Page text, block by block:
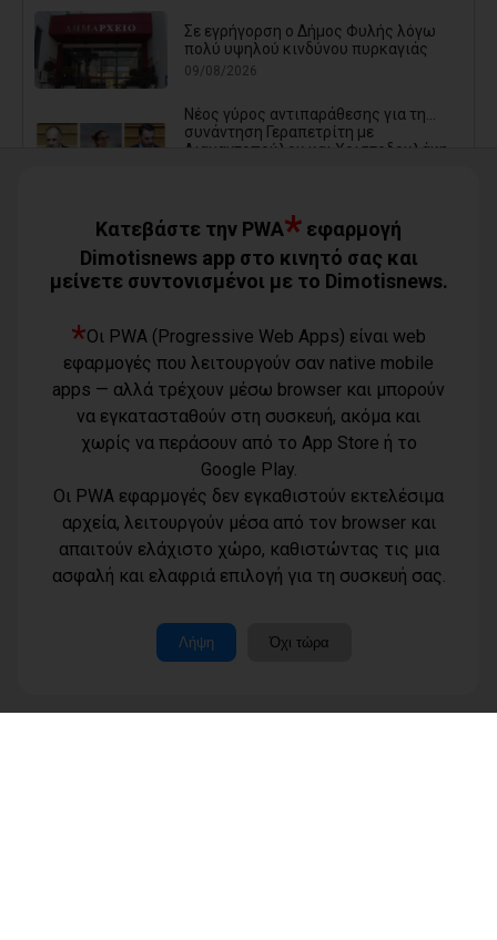
Σε εγρήγορση ο Δήμος Φυλής λόγω
πολύ υψηλού κινδύνου πυρκαγιάς
09/08/2026
Νέος γύρος αντιπαράθεσης για τη...
συνάντηση Γεραπετρίτη με
Διαμαντοπούλου και Χριστοδουλάκη -
Χρήστος Θεοδωρόπουλος και
Λευτέρης Κοσμόπουλος, οι δύο νέοι
Αντιπεριφερειάρχες Αττικής
Όροι χρήσης
Πολιτική
Μέλη
Τηλέφωνο
Κατεβάστε την PWA* εφαρμογή
Dimotisnews app στο κινητό σας και
μείνετε συντονισμένοι με το Dimotisnews.
*Οι PWA (Progressive Web Apps) είναι web
εφαρμογές που λειτουργούν σαν native mobile
apps — αλλά τρέχουν μέσω browser και μπορούν
να εγκατασταθούν στη συσκευή, ακόμα και
χωρίς να περάσουν από το App Store ή το
Google Play.
Οι PWA εφαρμογές δεν εγκαθιστούν εκτελέσιμα
αρχεία, λειτουργούν μέσα από τον browser και
απαιτούν ελάχιστο χώρο, καθιστώντας τις μια
ασφαλή και ελαφριά επιλογή για τη συσκευή σας.
Λήψη Όχι τώρα